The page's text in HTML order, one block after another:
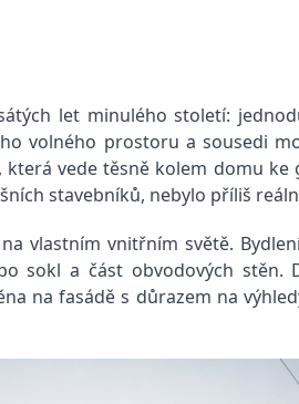
let minulého století:
volného prostoru a sousedi
vede těsně kolem domu
stavebníků, nebylo příliš
vlastním vnitřním světě.
sokl a část obvodových stěn.
na fasádě s důrazem na